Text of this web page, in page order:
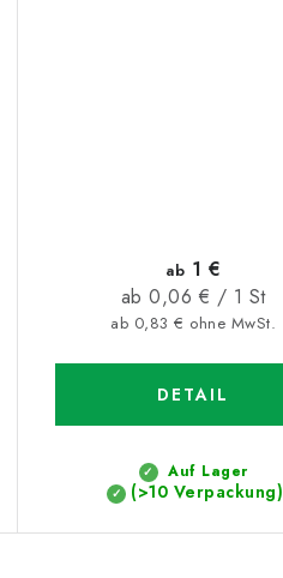
Auf Lager
(>10 Verpackung)
ab 0,83 € ohne MwSt.
ab 1 €
Verkaufspreis:
ab 0,06 € / 1 St
DETAIL